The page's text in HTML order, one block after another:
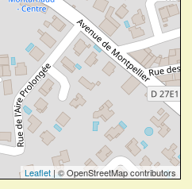
Leaflet | © OpenStreetMap contributors